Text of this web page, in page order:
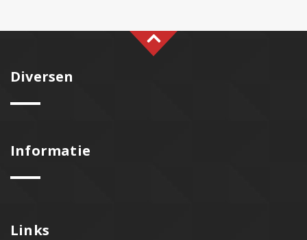
Diversen
Informatie
Links